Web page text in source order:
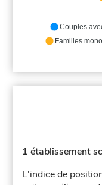
Couples
Familles
1 établissement
L'indice de